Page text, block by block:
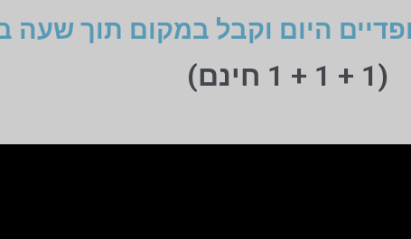
היום וקבל במקום תוך שעה
(1 + 1 + 1 חינם)